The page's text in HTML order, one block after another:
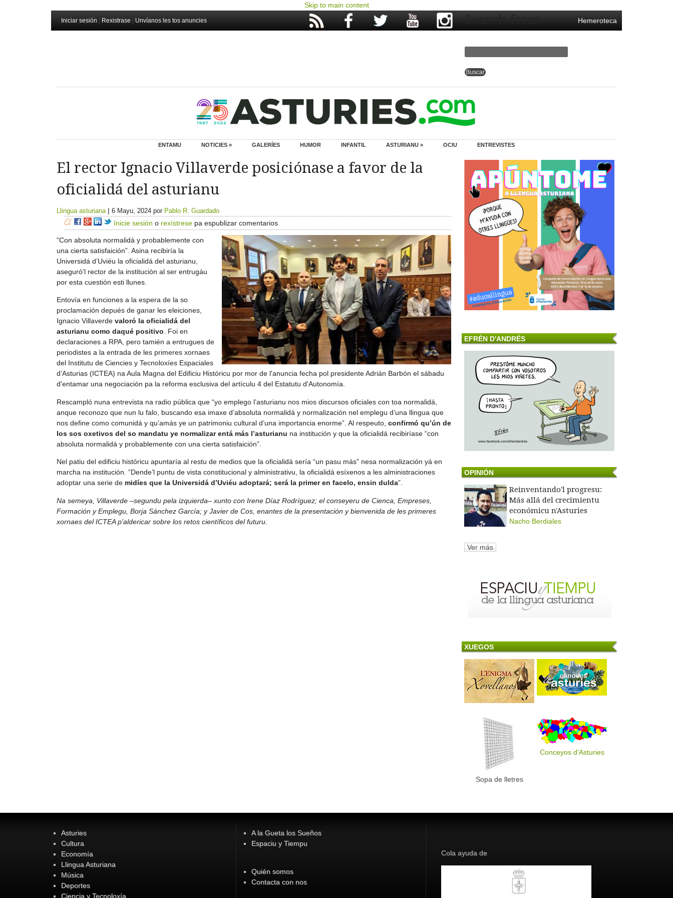
Skip to main content
Iniciar sesión Rexistrase Unvíanos les tos anuncies Hemeroteca
Search form
ENTAMU NOTICIES » GALERÍES HUMOR INFANTIL ASTURIANU » OCIU ENTREVISTES
El rector Ignacio Villaverde posiciónase a favor de la
oficialidá del asturianu
Llingua asturiana | 6 Mayu, 2024 por Pablo R. Guardado
Inicie sesión o rexístrese pa espublizar comentarios
“Con absoluta normalidá y probablemente con
una cierta satisfaición”. Asina recibiría la
Universidá d’Uviéu la oficialidá del asturianu,
aseguró’l rector de la institución al ser entrugáu
por esta cuestión esti llunes.
Entovía en funciones a la espera de la so
proclamación depués de ganar les eleiciones,
Ignacio Villaverde valoró la oficialidá del
asturianu como daqué positivo. Foi en
declaraciones a RPA, pero tamién a entrugues de
periodistes a la entrada de les primeres xornaes
del Institutu de Ciencies y Tecnoloxíes Espaciales
d’Asturias (ICTEA) na Aula Magna del Edificiu Históricu por mor de l'anuncia fecha pol presidente Adrián Barbón el sábadu
d'entamar una negociación pa la reforma esclusiva del artículu 4 del Estatutu d'Autonomía.
Rescampló nuna entrevista na radio pública que “yo emplego l’asturianu nos mios discursos oficiales con toa normalidá,
anque reconozo que nun lu falo, buscando esa imaxe d’absoluta normalidá y normalización nel emplegu d’una llingua que
nos define como comunidá y qu’amás ye un patrimoniu cultural d’una importancia enorme”. Al respeuto, confirmó qu’ún de
los sos oxetivos del so mandatu ye normalizar entá más l’asturianu na institución y que la oficialidá recibiríase “con
absoluta normalidá y probablemente con una cierta satisfaición”.
Nel patiu del edificiu históricu apuntaría al restu de medios que la oficialidá sería “un pasu más” nesa normalización yá en
marcha na institución. “Dende’l puntu de vista constitucional y alministrativu, la oficialidá esíxenos a les alministraciones
adoptar una serie de midíes que la Universidá d’Uviéu adoptará; será la primer en facelo, ensin dulda”.
Na semeya, Villaverde –segundu pela izquierda– xunto con Irene Díaz Rodríguez; el conseyeru de Cienca, Empreses,
Formación y Emplegu, Borja Sánchez García; y Javier de Cos, enantes de la presentación y bienvenida de les primeres
xornaes del ICTEA p'aldericar sobre los retos científicos del futuru.
EFRÉN D'ANDRÉS
OPINIÓN
Reinventando'l progresu:
Más allá del crecimientu
económicu n'Asturies
Nacho Berdiales
Ver más
XUEGOS
Sopa de lletres
Conceyos d'Asturies
Asturies
Cultura
Economía
Llingua Asturiana
Música
Deportes
Ciencia y Tecnoloxía
A la Gueta los Sueños
Espaciu y Tiempu
Quién somos
Contacta con nos
Cola ayuda de